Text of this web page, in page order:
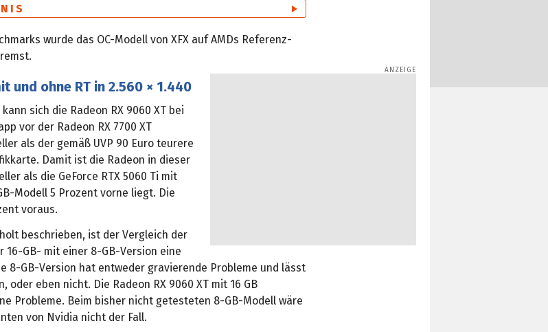
wurde das OC-Modell von XFX auf AMDs Referenz-
und ohne RT in 2.560 × 1.440
sich die Radeon RX 9060 XT bei
vor der Radeon RX 7700 XT
als der gemäß UVP 90 Euro teurere
Damit ist die Radeon in dieser
als die GeForce RTX 5060 Ti mit
Modell 5 Prozent vorne liegt. Die
voraus.
beschrieben, ist der Vergleich der
GB- mit einer 8-GB-Version eine
8-GB-Version hat entweder gravierende Probleme und lässt
oder eben nicht. Die Radeon RX 9060 XT mit 16 GB
Probleme. Beim bisher nicht getesteten 8-GB-Modell wäre
von Nvidia nicht der Fall.